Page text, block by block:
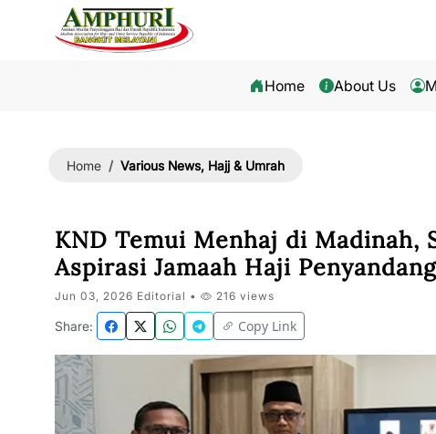
Home About Us
Home Various News, Hajj & Umrah
KND Temui Menhaj di Madinah,
Aspirasi Jamaah Haji
Jun 03, 2026 Editorial • 216 views
Share: Copy Link